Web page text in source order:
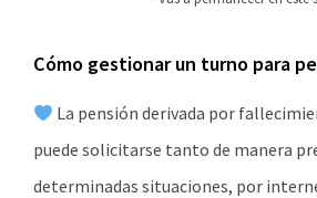
Cómo gestionar un turno para
La pensión derivada por
puede solicitarse tanto de manera
determinadas situaciones, por